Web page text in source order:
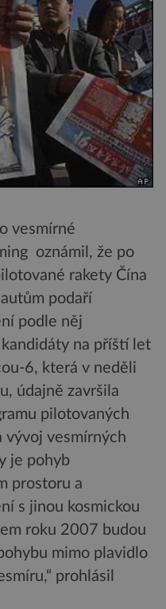
vesmírné
oznámil, že po
rakety Čína
podaří
podle něj
na příští let
6, která v neděli
údajně završila
pilotovaných
vývoj vesmírných
je pohyb
prostoru a
s jinou kosmickou
roku 2007 budou
mimo plavidlo
prohlásil